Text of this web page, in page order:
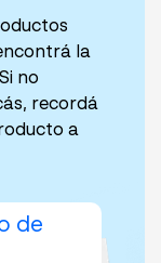
la
no
recordá
a
de